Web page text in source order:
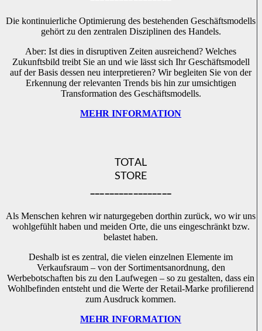
Die kontinuierliche Optimierung des bestehenden Geschäftsmodells
gehört zu den zentralen Disziplinen des Handels.
Aber: Ist dies in disruptiven Zeiten ausreichend? Welches
Zukunftsbild treibt Sie an und wie lässt sich Ihr Geschäftsmodell
auf der Basis dessen neu interpretieren? Wir begleiten Sie von der
Erkennung der relevanten Trends bis hin zur umsichtigen
Transformation des Geschäftsmodells.
MEHR INFORMATION
TOTAL
STORE
Als Menschen kehren wir naturgegeben dorthin zurück, wo wir uns
wohlgefühlt haben und meiden Orte, die uns eingeschränkt bzw.
belastet haben.
Deshalb ist es zentral, die vielen einzelnen Elemente im
Verkaufsraum – von der Sortimentsanordnung, den
Werbebotschaften bis zu den Laufwegen – so zu gestalten, dass ein
Wohlbefinden entsteht und die Werte der Retail-Marke profilierend
zum Ausdruck kommen.
MEHR INFORMATION